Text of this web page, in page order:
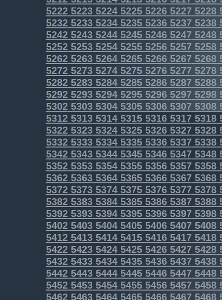
522252235224522552265227 5228
523252335234523552365237 5238
524252435244524552465247 5248
525252535254525552565257 5258
526252635264526552665267 5268
527252735274527552765277 5278
528252835284528552865287 5288
529252935294529552965297 5298
530253035304530553065307 5308
5312531353145315531653175318
5322532353245325532653275328
5332533353345335533653375338
5342534353445345534653475348
5352535353545355535653575358
5362536353645365536653675368
5372537353745375537653775378
5382538353845385538653875388
5392539353945395539653975398
5402540354045405540654075408
5412541354145415541654175418
5422542354245425542654275428
5432543354345435543654375438
5442544354445445544654475448
545254535454545554565457 5458
546254635464546554665467 5468